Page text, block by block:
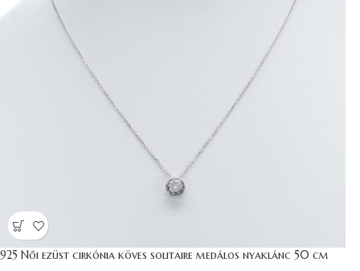
925 Női ezüst cirkónia köves solitaire medálos nyaklánc 50 cm